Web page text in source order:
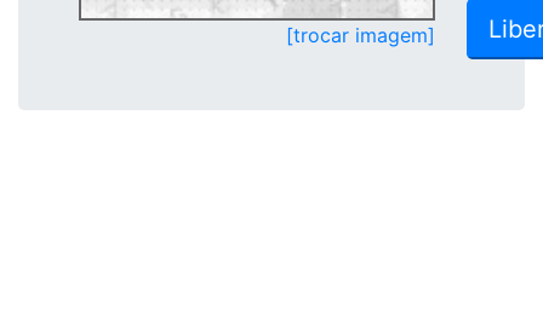
[trocar imagem]